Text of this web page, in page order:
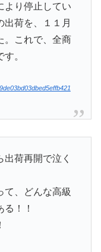
り停止してい
出荷を、１１月
。これで、全商
。
荷再開で泣く
て、どんな高級
！！